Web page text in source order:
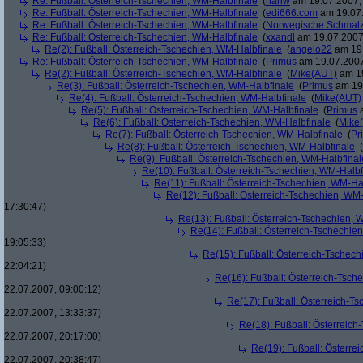
Re: Fußball: Österreich-Tschechien, WM-Halbfinale (edi666.com am
Re: Fußball: Österreich-Tschechien, WM-Halbfinale (Norwegische
Re: Fußball: Österreich-Tschechien, WM-Halbfinale (xxandl am
Re(2): Fußball: Österreich-Tschechien, WM-Halbfinale (angelo22 am
Re: Fußball: Österreich-Tschechien, WM-Halbfinale (Primus am
Re(2): Fußball: Österreich-Tschechien, WM-Halbfinale (Mike(AUT) am
Re(3): Fußball: Österreich-Tschechien, WM-Halbfinale (Primus am
Re(4): Fußball: Österreich-Tschechien, WM-Halbfinale (Mike(AUT)
Re(5): Fußball: Österreich-Tschechien, WM-Halbfinale (Primus
Re(6): Fußball: Österreich-Tschechien, WM-Halbfinale (
Re(7): Fußball: Österreich-Tschechien, WM-Halbfinale (
Re(8): Fußball: Österreich-Tschechien, WM-Halbfinale (
Re(9): Fußball: Österreich-Tschechien, WM-
Re(10): Fußball: Österreich-Tschechien, WM-
Re(11): Fußball: Österreich-Tschechien, WM-
Re(12): Fußball: Österreich-Tschechien,
17:30:47)
Re(13): Fußball: Österreich-Tschechien,
Re(14): Fußball: Österreich-
19:05:33)
Re(15): Fußball: Österreich-
22:04:21)
Re(16): Fußball: Österreich-
22.07.2007, 09:00:12)
Re(17): Fußball: Österreich-
22.07.2007, 13:33:37)
Re(18): Fußball:
22.07.2007, 20:17:00)
Re(19): Fußball:
22.07.2007, 20:38:47)